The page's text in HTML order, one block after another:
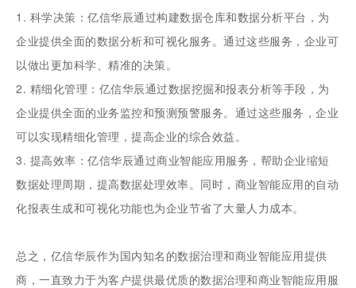
1. 科学决策：亿信华辰通过构建数据仓库和数据分析平台，为
企业提供全面的数据分析和可视化服务。通过这些服务，企业可
以做出更加科学、精准的决策。
2. 精细化管理：亿信华辰通过数据挖掘和报表分析等手段，为
企业提供全面的业务监控和预测预警服务。通过这些服务，企业
可以实现精细化管理，提高企业的综合效益。
3. 提高效率：亿信华辰通过商业智能应用服务，帮助企业缩短
数据处理周期，提高数据处理效率。同时，商业智能应用的自动
化报表生成和可视化功能也为企业节省了大量人力成本。
总之，亿信华辰作为国内知名的数据治理和商业智能应用提供
商，一直致力于为客户提供最优质的数据治理和商业智能应用服